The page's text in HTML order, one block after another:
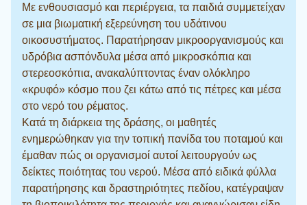
Με ενθουσιασμό και περιέργεια, τα παιδιά συμμετείχαν
σε μια βιωματική εξερεύνηση του υδάτινου
οικοσυστήματος. Παρατήρησαν μικροοργανισμούς και
υδρόβια ασπόνδυλα μέσα από μικροσκόπια και
στερεοσκόπια, ανακαλύπτοντας έναν ολόκληρο
«κρυφό» κόσμο που ζει κάτω από τις πέτρες και μέσα
στο νερό του ρέματος.
Κατά τη διάρκεια της δράσης, οι μαθητές
ενημερώθηκαν για την τοπική πανίδα του ποταμού και
έμαθαν πώς οι οργανισμοί αυτοί λειτουργούν ως
δείκτες ποιότητας του νερού. Μέσα από ειδικά φύλλα
παρατήρησης και δραστηριότητες πεδίου, κατέγραψαν